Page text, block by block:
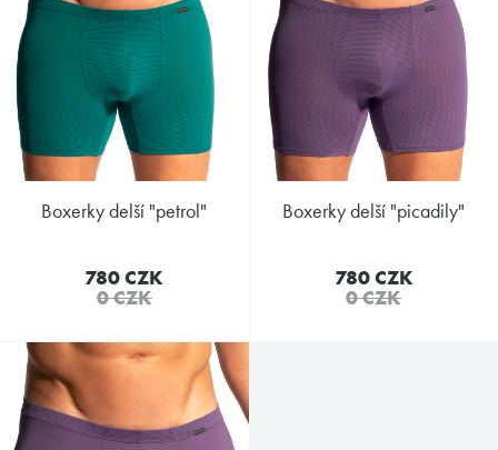
boxerky delší "petrol"
780 CZK
0 CZK
boxerky delší "picadily"
780 CZK
0 CZK